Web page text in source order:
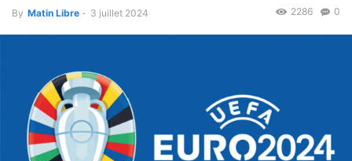
By Matin Libre - 3 juillet 2024 0
2286